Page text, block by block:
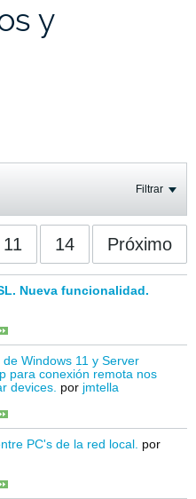
y
Filtrar
11 14 Próximo
Nueva funcionalidad.
Windows 11 y Server
para conexión remota nos
devices. por jmtella
PC's de la red local. por